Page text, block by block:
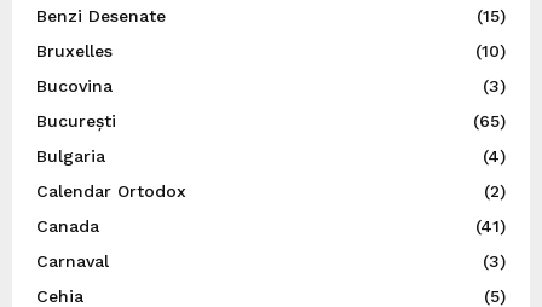
Benzi Desenate
(15)
Bruxelles
(10)
Bucovina
(3)
București
(65)
Bulgaria
(4)
Calendar Ortodox
(2)
Canada
(41)
Carnaval
(3)
Cehia
(5)